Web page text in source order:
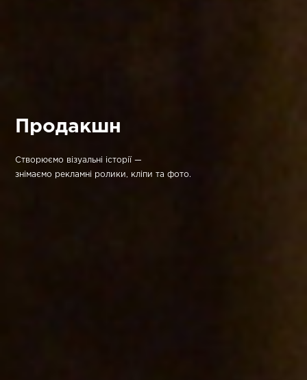
Продакшн
Створюємо візуальні історії —
знімаємо рекламні ролики, кліпи та фото.